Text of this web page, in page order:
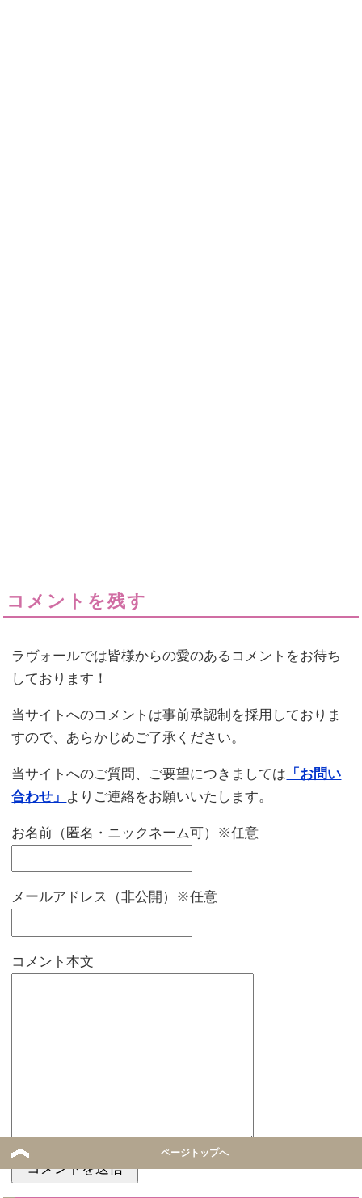
コメントを残す
ラヴォールでは皆様からの愛のあるコメントをお待ち
しております！
当サイトへのコメントは事前承認制を採用しておりま
すので、あらかじめご了承ください。
当サイトへのご質問、ご要望につきましては 「お問い
合わせ」 よりご連絡をお願いいたします。
お名前（匿名・ニックネーム可）※任意
メールアドレス（非公開）※任意
コメント本文
ページトップへ